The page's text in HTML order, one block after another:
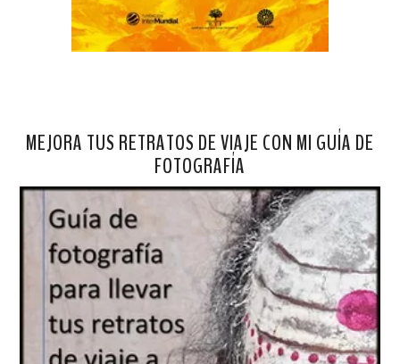
MEJORA TUS RETRATOS DE VIAJE CON MI GUÍA DE
FOTOGRAFÍA